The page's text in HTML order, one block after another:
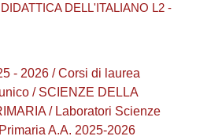
DELL'ITALIANO L2 -
- 2026 / Corsi di laurea
/ SCIENZE DELLA
/ Laboratori Scienze
A.A. 2025-2026